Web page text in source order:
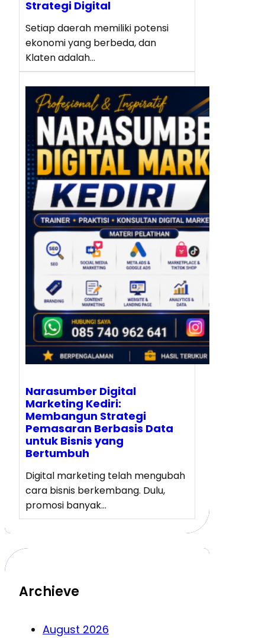
Strategi Digital
Setiap daerah memiliki potensi
ekonomi yang berbeda, dan
Klaten adalah…
Narasumber Digital
Marketing Kediri:
Membangun Strategi
Pemasaran Berbasis Data
untuk Bisnis yang
Bertumbuh
Digital marketing telah mengubah
cara bisnis berkembang. Dulu,
promosi banyak…
Archieve
August 2026